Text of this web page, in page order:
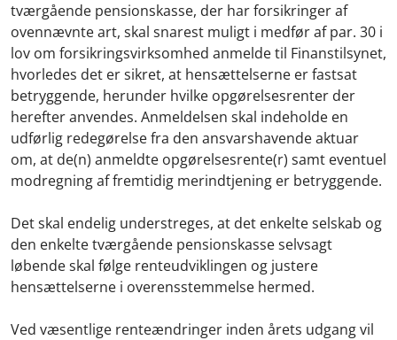
tværgående pensionskasse, der har forsikringer af
ovennævnte art, skal snarest muligt i medfør af par. 30 i
lov om forsikringsvirksomhed anmelde til Finanstilsynet,
hvorledes det er sikret, at hensættelserne er fastsat
betryggende, herunder hvilke opgørelsesrenter der
herefter anvendes. Anmeldelsen skal indeholde en
udførlig redegørelse fra den ansvarshavende aktuar
om, at de(n) anmeldte opgørelsesrente(r) samt eventuel
modregning af fremtidig merindtjening er betryggende.
Det skal endelig understreges, at det enkelte selskab og
den enkelte tværgående pensionskasse selvsagt
løbende skal følge renteudviklingen og justere
hensættelserne i overensstemmelse hermed.
Ved væsentlige renteændringer inden årets udgang vil